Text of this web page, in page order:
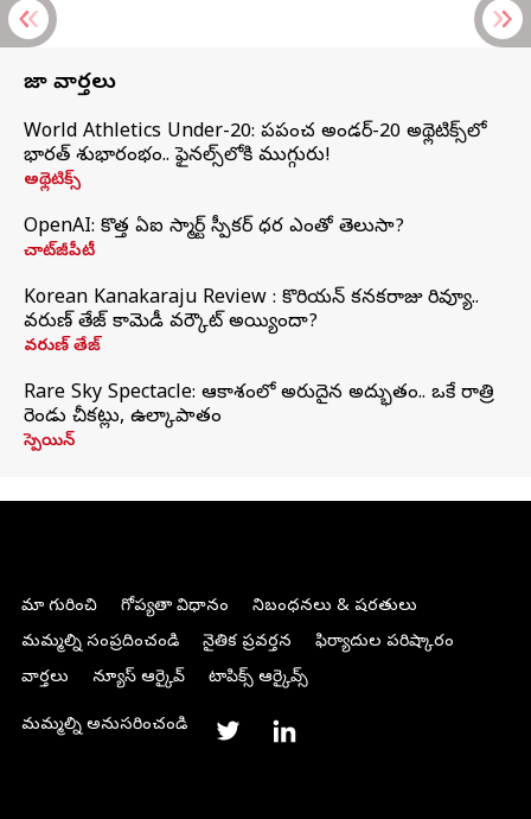
తాజా వార్తలు
World Athletics Under-20: ప్రపంచ అండర్-20 అథ్లెటిక్స్‌లో
భారత్‌ శుభారంభం.. ఫైనల్స్‌లోకి ముగ్గురు!
అథ్లెటిక్స్
OpenAI: కొత్త ఏఐ స్మార్ట్ స్పీకర్ ధర ఎంతో తెలుసా?
చాట్‌జీపీటీ
Korean Kanakaraju Review : కొరియన్ కనకరాజు రివ్యూ..
వరుణ్ తేజ్ కామెడీ వర్కౌట్ అయ్యిందా?
వరుణ్ తేజ్
Rare Sky Spectacle: ఆకాశంలో అరుదైన అద్భుతం.. ఒకే రాత్రి
రెండు చీకట్లు, ఉల్కాపాతం
స్పెయిన్
మా గురించి గోప్యతా విధానం
నిబంధనలు & షరతులు
మమ్మల్ని సంప్రదించండి
నైతిక ప్రవర్తన
ఫిర్యాదుల పరిష్కారం
వార్తలు
న్యూస్ ఆర్కైవ్ టాపిక్స్ ఆర్కైవ్స్
మమ్మల్ని అనుసరించండి